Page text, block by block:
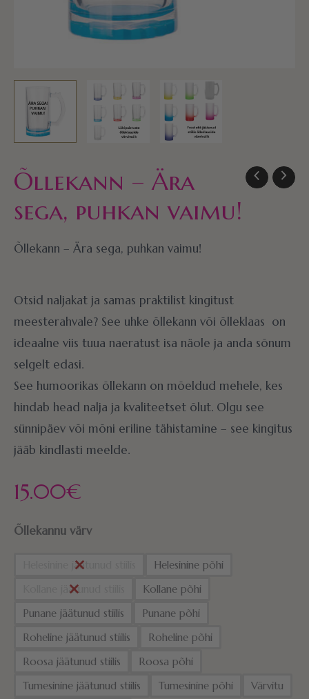
Õllekann – Ära
sega, puhkan vaimu!
Õllekann – Ära sega, puhkan vaimu!
Otsid naljakat ja samas praktilist kingitust
meesterahvale? See uhke õllekann või õlleklaas on
ideaalne viis tuua naeratust isa näole ja anda sõnum
selgelt edasi.
See humoorikas õllekann on mõeldud mehele, kes
hindab head nalja ja kvaliteetset õlut. Olgu see
sünnipäev või mõni eriline tähistamine – see kingitus
jääb kindlasti meelde.
15.00€
Õllekannu värv
Helesinine jäätunud stiilis
Helesinine põhi
Kollane jäätunud stiilis
Kollane põhi
Punane jäätunud stiilis
Punane põhi
Roheline jäätunud stiilis
Roheline põhi
Roosa jäätunud stiilis
Roosa põhi
Tumesinine jäätunud stiilis
Tumesinine põhi
Värvitu